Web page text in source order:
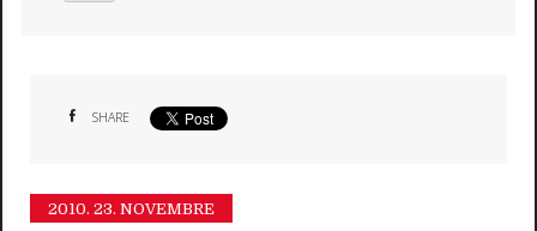
SHARE
2010. 23. NOVEMBRE